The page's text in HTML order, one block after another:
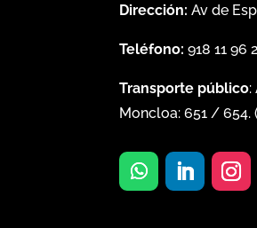
Dirección: Av de
Teléfono: 918 11 96
Transporte público:
Moncloa:651 /654.